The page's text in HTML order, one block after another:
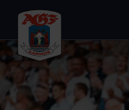
Logo